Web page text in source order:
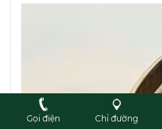
Gọi điện Chỉ đường